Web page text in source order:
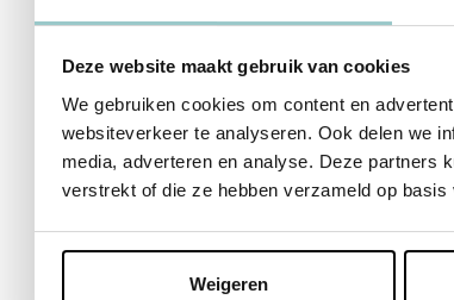
Deze website maakt gebruik van cookies
We gebruiken cookies om content en
websiteverkeer te analyseren. Ook delen we
media, adverteren en analyse. Deze partners
verstrekt of die ze hebben verzameld op
Weigeren
Plus-Plus
Plus Plus BIG Learn
(130 stukjes)
Deliverytime
Op voorraad
39,99
Incl. btw